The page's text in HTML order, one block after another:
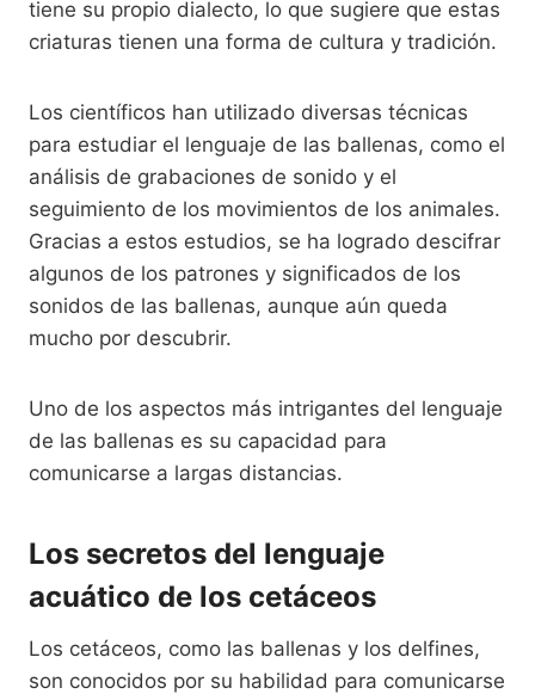
tiene su propio dialecto, lo que sugiere que estas
criaturas tienen una forma de cultura y tradición.
Los científicos han utilizado diversas técnicas
para estudiar el lenguaje de las ballenas, como el
análisis de grabaciones de sonido y el
seguimiento de los movimientos de los animales.
Gracias a estos estudios, se ha logrado descifrar
algunos de los patrones y significados de los
sonidos de las ballenas, aunque aún queda
mucho por descubrir.
Uno de los aspectos más intrigantes del lenguaje
de las ballenas es su capacidad para
comunicarse a largas distancias.
Los secretos del lenguaje
acuático de los cetáceos
Los cetáceos, como las ballenas y los delfines,
son conocidos por su habilidad para comunicarse